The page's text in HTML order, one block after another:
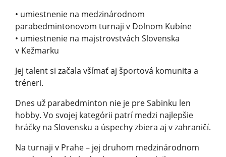
• umiestnenie na medzinárodnom
parabedmintonovom turnaji v Dolnom Kubíne
• umiestnenie na majstrovstvách Slovenska
v Kežmarku
Jej talent si začala všímať aj športová komunita a
tréneri.
Dnes už parabedminton nie je pre Sabinku len
hobby. Vo svojej kategórii patrí medzi najlepšie
hráčky na Slovensku a úspechy zbiera aj v zahraničí.
Na turnaji v Prahe – jej druhom medzinárodnom